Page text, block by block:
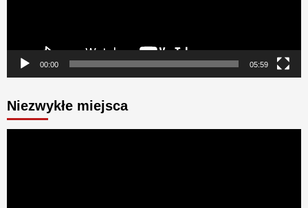
00:00 05:59
Niezwykłe miejsca